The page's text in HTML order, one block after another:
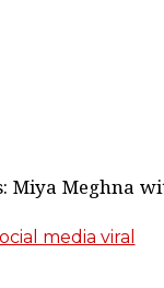
Miya Meghna
media viral